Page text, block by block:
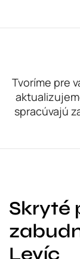
e
Tvoríme pre
spracúvajú
Skryté
Levíc